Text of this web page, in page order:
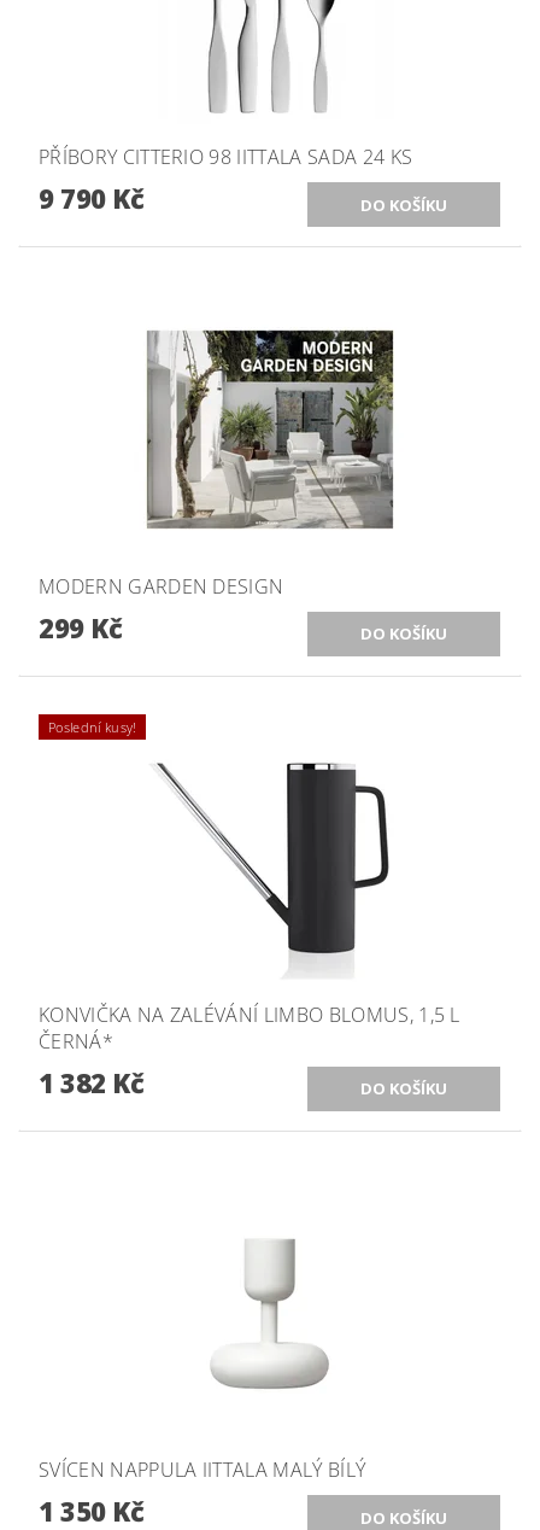
PŘÍBORY CITTERIO 98 IITTALA SADA 24 KS
9 790 Kč
MODERN GARDEN DESIGN
299 Kč
Poslední kusy!
KONVIČKA NA ZALÉVÁNÍ LIMBO BLOMUS, 1,5 L
ČERNÁ*
1 382 Kč
SVÍCEN NAPPULA IITTALA MALÝ BÍLÝ
1 350 Kč